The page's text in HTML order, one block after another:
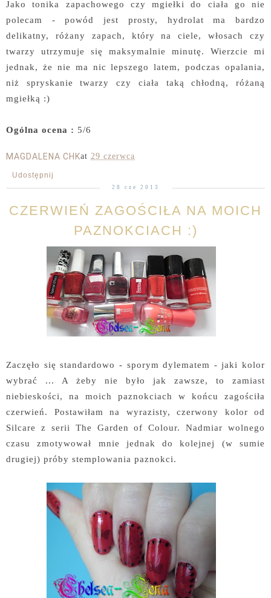
Jako tonika zapachowego czy mgiełki do ciała go nie
polecam - powód jest prosty, hydrolat ma bardzo
delikatny, różany zapach, który na ciele, włosach czy
twarzy utrzymuje się maksymalnie minutę. Wierzcie mi
jednak, że nie ma nic lepszego latem, podczas opalania,
niż spryskanie twarzy czy ciała taką chłodną, różaną
mgiełką :)
Ogólna ocena : 5/6
MAGDALENA CHKat 29 czerwca
Udostępnij
28 cze 2013
CZERWIEŃ ZAGOŚCIŁA NA MOICH
PAZNOKCIACH :)
Zaczęło się standardowo - sporym dylematem - jaki kolor
wybrać ... A żeby nie było jak zawsze, to zamiast
niebieskości, na moich paznokciach w końcu zagościła
czerwień. Postawiłam na wyrazisty, czerwony kolor od
Silcare z serii The Garden of Colour. Nadmiar wolnego
czasu zmotywował mnie jednak do kolejnej (w sumie
drugiej) próby stemplowania paznokci.